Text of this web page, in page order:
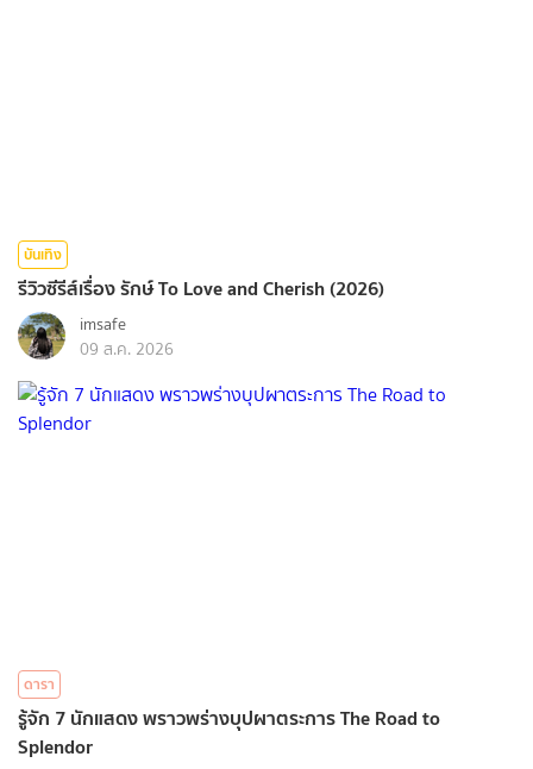
บันเทิง
รีวิวซีรีส์เรื่อง รักษ์ To Love and Cherish (2026)
imsafe
09 ส.ค. 2026
ดารา
รู้จัก 7 นักแสดง พราวพร่างบุปผาตระการ The Road to
Splendor